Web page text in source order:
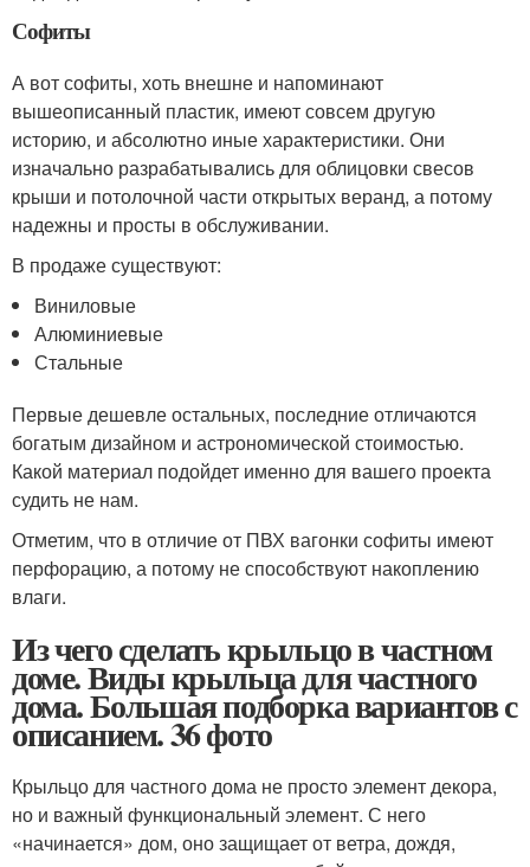
Софиты
А вот софиты, хоть внешне и напоминают
вышеописанный пластик, имеют совсем другую
историю, и абсолютно иные характеристики. Они
изначально разрабатывались для облицовки свесов
крыши и потолочной части открытых веранд, а потому
надежны и просты в обслуживании.
В продаже существуют:
Виниловые
Алюминиевые
Стальные
Первые дешевле остальных, последние отличаются
богатым дизайном и астрономической стоимостью.
Какой материал подойдет именно для вашего проекта
судить не нам.
Отметим, что в отличие от ПВХ вагонки софиты имеют
перфорацию, а потому не способствуют накоплению
влаги.
Из чего сделать крыльцо в частном
доме. Виды крыльца для частного
дома. Большая подборка вариантов с
описанием. 36 фото
Крыльцо для частного дома не просто элемент декора,
но и важный функциональный элемент. С него
«начинается» дом, оно защищает от ветра, дождя,